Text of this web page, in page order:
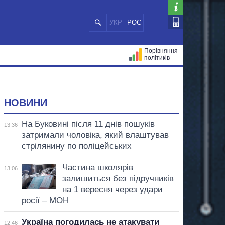
УКР РОС
Порівняння
політиків
НОВИНИ
13:36
На Буковині після 11 днів пошуків
затримали чоловіка, який влаштував
стрілянину по поліцейських
13:06
Частина школярів
залишиться без підручників
на 1 вересня через удари
росії – МОН
12:46
Україна погодилась не атакувати